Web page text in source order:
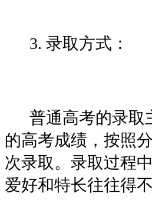
3. 录取方式：
普通高考的录取
的高考成绩，按照
次录取。录取过程
爱好和特长往往得